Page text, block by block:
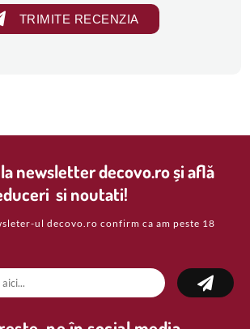
TRIMITE RECENZIA
newsletter decovo.ro și află
si noutati!
ul decovo.ro confirm ca am peste 18